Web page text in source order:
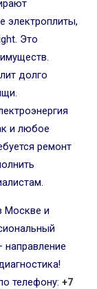
электроплиты,
Это
долго
и любое
ремонт
Москве и
телефону: +7